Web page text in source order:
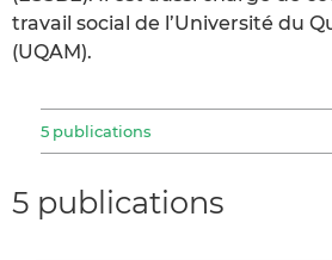
travail social de l’Université du
(UQAM).
5 publications
5 publications